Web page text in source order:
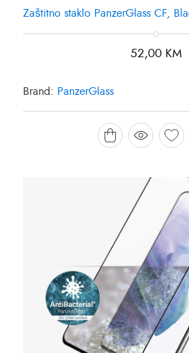
Zaštitno staklo PanzerGlass CF,
52,00 KM
Brand: PanzerGlass